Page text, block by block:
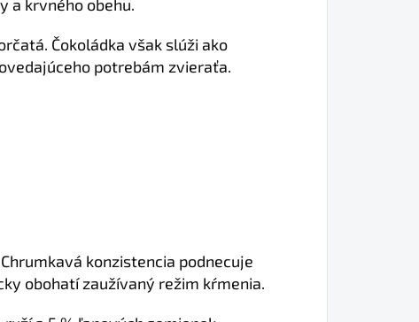
a krvného obehu.
Čokoládka však slúži ako
potrebám zvieraťa.
konzistencia podnecuje
obohatí zaužívaný režim kŕmenia.